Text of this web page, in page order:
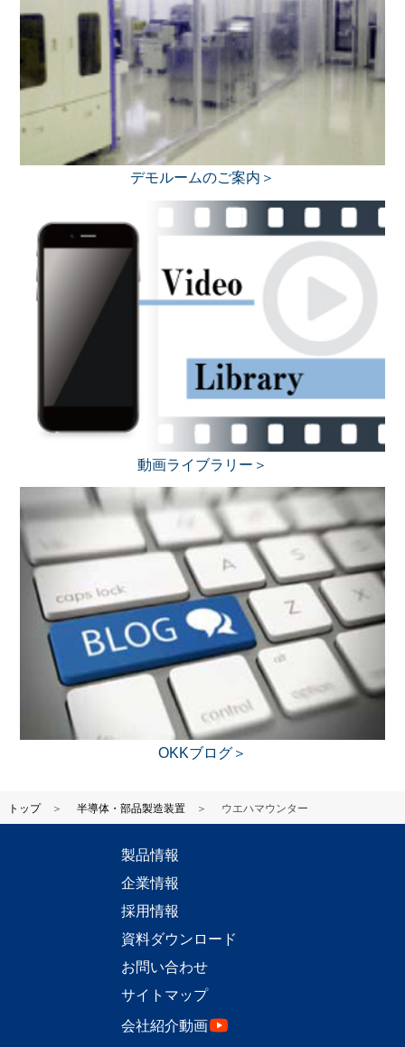
デモルームのご案内＞
動画ライブラリー＞
OKKブログ＞
トップ 半導体・部品製造装置 ウエハマウンター
製品情報
企業情報
採用情報
資料ダウンロード
お問い合わせ
サイトマップ
会社紹介動画